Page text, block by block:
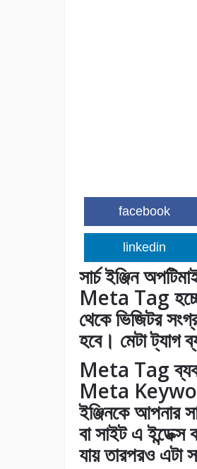
facebook
linkedin
সার্চ ইঞ্জিন
Meta Tag হচ্ছে
থেকে ভিজিটর
হবে। মেটা ট্যাগ
Meta Tag
Meta
ইঞ্জিনকে আপনার
বা সাইট এ
যায় তারপরও এটা